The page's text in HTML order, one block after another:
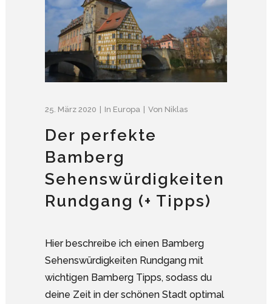
25. März 2020 In Europa Von Niklas
Der perfekte
Bamberg
Sehenswürdigkeiten
Rundgang (+ Tipps)
Hier beschreibe ich einen Bamberg
Sehenswürdigkeiten Rundgang mit
wichtigen Bamberg Tipps, sodass du
deine Zeit in der schönen Stadt optimal